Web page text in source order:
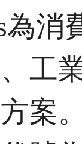
為
工
案